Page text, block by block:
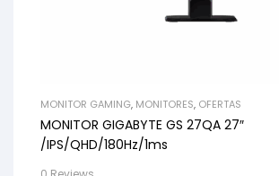
MONITOR GAMING, MONITORES, OFERTAS
MONITOR GIGABYTE GS 27QA 27″
/IPS/QHD/180Hz/1ms